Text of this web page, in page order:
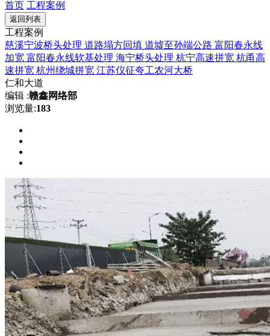
首页 工程案例
返回列表
工程案例
慈溪宁波桥头处理 道路塌方回填 道墟至孙端公路 富阳春永线
加宽 富阳春永线软基处理 海宁桥头处理 杭宁高速拼宽 杭甬高
速拼宽 杭州绕城拼宽 江苏仪征夸工农河大桥
仁和大道
编辑 :赣鑫网络部
浏览量:183